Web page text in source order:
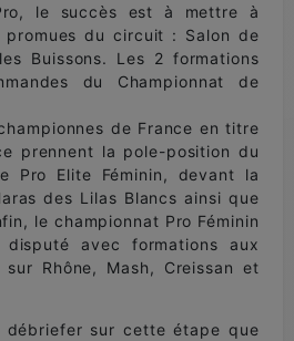
le succès est à mettre à
promues du circuit : Salon de
Buissons. Les 2 formations
du Championnat de
de France en titre
prennent la pole-position du
Pro Elite Féminin, devant la
des Lilas Blancs ainsi que
le championnat Pro Féminin
disputé avec formations aux
Rhône, Mash, Creissan et
débriefer sur cette étape que